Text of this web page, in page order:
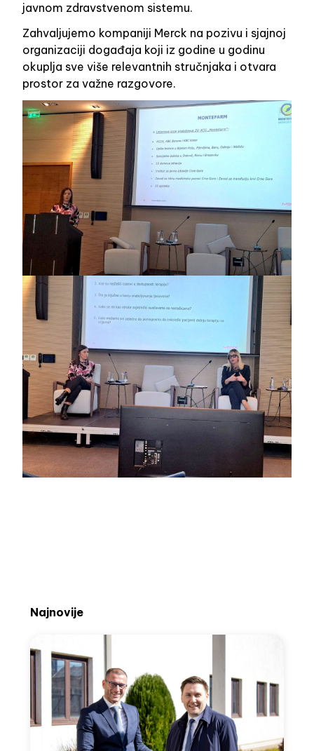
javnom zdravstvenom sistemu.
Zahvaljujemo kompaniji Merck na pozivu i sjajnoj
organizaciji događaja koji iz godine u godinu
okuplja sve više relevantnih stručnjaka i otvara
prostor za važne razgovore.
Najnovije